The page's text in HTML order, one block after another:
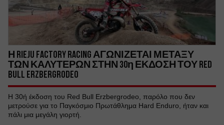
Η RIEJU FACTORY RACING ΑΓΩΝΙΖΕΤΑΙ ΜΕΤΑΞΥ
ΤΩΝ ΚΑΛΥΤΕΡΩΝ ΣΤΗΝ 30η ΕΚΔΟΣΗ ΤΟΥ RED
BULL ERZBERGRODEO
Η 30ή έκδοση του Red Bull Erzbergrodeo, παρόλο που δεν
μετρούσε για το Παγκόσμιο Πρωτάθλημα Hard Enduro, ήταν και
πάλι μια μεγάλη γιορτή.